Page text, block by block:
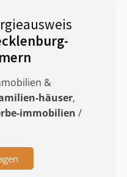
&
häuser,
immobilien /